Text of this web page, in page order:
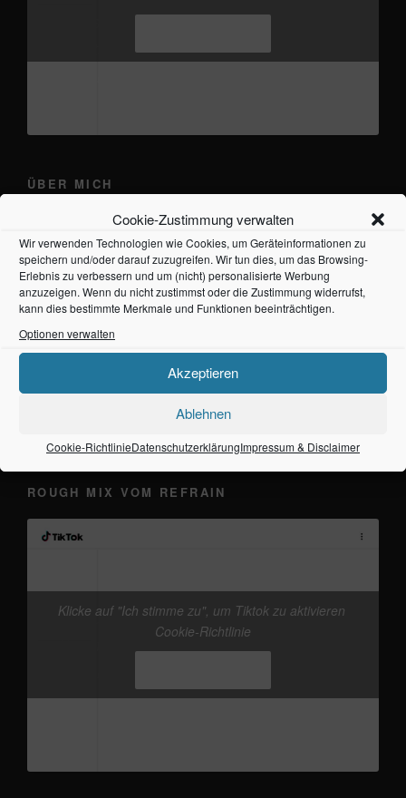
Cookie-Zustimmung verwalten
Wir verwenden Technologien wie Cookies, um Geräteinformationen zu
speichern und/oder darauf zuzugreifen. Wir tun dies, um das Browsing-
Erlebnis zu verbessern und um (nicht) personalisierte Werbung
anzuzeigen. Wenn du nicht zustimmst oder die Zustimmung widerrufst,
kann dies bestimmte Merkmale und Funktionen beeinträchtigen.
Optionen verwalten
Akzeptieren
Ablehnen
Cookie-RichtlinieDatenschutzerklärungImpressum & Disclaimer
neue Version von Hippie Attack#frankieband
#musicproduction #distrokid
ÜBER MICH
ROUGH MIX VOM REFRAIN
@frankiebandneuer Track von mir. mal wieder
den Kopf freikriegen#Ostsee #Fehmarn
Klicke auf "Ich stimme zu", um Tiktok zu aktivieren
Cookie-Richtlinie